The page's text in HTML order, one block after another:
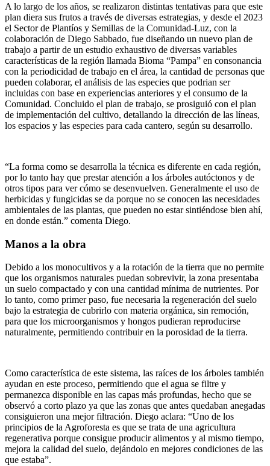
A lo largo de los años, se realizaron distintas tentativas para que este
plan diera sus frutos a través de diversas estrategias, y desde el 2023
el Sector de Plantíos y Semillas de la Comunidad-Luz, con la
colaboración de Diego Sabbado, fue diseñando un nuevo plan de
trabajo a partir de un estudio exhaustivo de diversas variables
características de la región llamada Bioma “Pampa” en consonancia
con la periodicidad de trabajo en el área, la cantidad de personas que
pueden colaborar, el análisis de las especies que podrian ser
incluidas con base en experiencias anteriores y el consumo de la
Comunidad. Concluido el plan de trabajo, se prosiguió con el plan
de implementación del cultivo, detallando la dirección de las líneas,
los espacios y las especies para cada cantero, según su desarrollo.
“La forma como se desarrolla la técnica es diferente en cada región,
por lo tanto hay que prestar atención a los árboles autóctonos y de
otros tipos para ver cómo se desenvuelven. Generalmente el uso de
herbicidas y fungicidas se da porque no se conocen las necesidades
ambientales de las plantas, que pueden no estar sintiéndose bien ahí,
en donde están.” comenta Diego.
Manos a la obra
Debido a los monocultivos y a la rotación de la tierra que no permite
que los organismos naturales puedan sobrevivir, la zona presentaba
un suelo compactado y con una cantidad mínima de nutrientes. Por
lo tanto, como primer paso, fue necesaria la regeneración del suelo
bajo la estrategia de cubrirlo con materia orgánica, sin remoción,
para que los microorganismos y hongos pudieran reproducirse
naturalmente, permitiendo contribuir en la porosidad de la tierra.
Como característica de este sistema, las raíces de los árboles también
ayudan en este proceso, permitiendo que el agua se filtre y
permanezca disponible en las capas más profundas, hecho que se
observó a corto plazo ya que las zonas que antes quedaban anegadas
consiguieron una mejor filtración. Diego aclara: “Uno de los
principios de la Agroforesta es que se trata de una agricultura
regenerativa porque consigue producir alimentos y al mismo tiempo,
mejora la calidad del suelo, dejándolo en mejores condiciones de las
que estaba”.